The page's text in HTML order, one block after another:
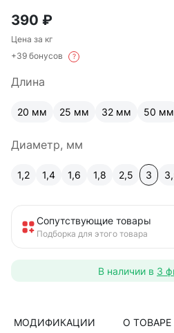
390 ₽
Цена за кг
+39 бонусов
?
Длина
20 мм 25 мм 32 мм 50 мм
Диаметр, мм
1,2 1,4 1,6 1,8 2,5 3
Сопутствующие товары
Подборка для этого товара
В наличии в 3
МОДИФИКАЦИИ О ТОВАРЕ